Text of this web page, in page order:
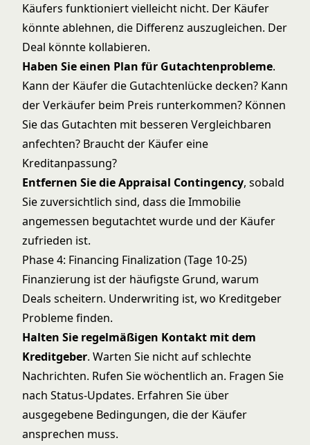
Käufers funktioniert vielleicht nicht. Der Käufer
könnte ablehnen, die Differenz auszugleichen. Der
Deal könnte kollabieren.
Haben Sie einen Plan für Gutachtenprobleme.
Kann der Käufer die Gutachtenlücke decken? Kann
der Verkäufer beim Preis runterkommen? Können
Sie das Gutachten mit besseren Vergleichbaren
anfechten? Braucht der Käufer eine
Kreditanpassung?
Entfernen Sie die Appraisal Contingency, sobald
Sie zuversichtlich sind, dass die Immobilie
angemessen begutachtet wurde und der Käufer
zufrieden ist.
Phase 4: Financing Finalization (Tage 10-25)
Finanzierung ist der häufigste Grund, warum
Deals scheitern. Underwriting ist, wo Kreditgeber
Probleme finden.
Halten Sie regelmäßigen Kontakt mit dem
Kreditgeber. Warten Sie nicht auf schlechte
Nachrichten. Rufen Sie wöchentlich an. Fragen Sie
nach Status-Updates. Erfahren Sie über
ausgegebene Bedingungen, die der Käufer
ansprechen muss.